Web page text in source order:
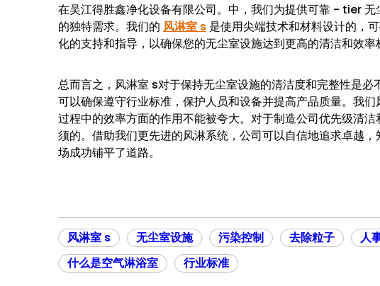
在吴江得胜鑫净化设备有限公司。中，我们为提供可靠 - tier
的独特需求。我们的 风淋室 s 是使用尖端技术和材料设计的，
化的支持和指导，以确保您的无尘室设施达到更高的清洁和效率
总而言之，风淋室 s对于保持无尘室设施的清洁度和完整性是
可以确保遵守行业标准，保护人员和设备并提高产品质量。我
过程中的效率方面的作用不能被夸大。对于制造公司优先级清
须的。借助我们更先进的风淋系统，公司可以自信地追求卓越
场成功铺平了道路。
风淋室 s 无尘室设施 污染控制 去除粒子 人
什么是空气淋浴室
行业标准